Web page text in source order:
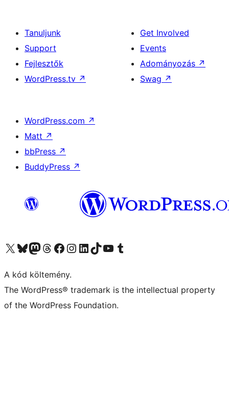
Tanuljunk
Support
Fejlesztők
WordPress.tv ↗
Get Involved
Events
Adományozás ↗
Swag ↗
WordPress.com ↗
Matt ↗
bbPress ↗
BuddyPress ↗
Visit our X (formerly Twitter) account
Visit our Bluesky account
Twitter csatornánk
Visit our Threads account
Facebook oldalunk megtekintése
Visit our Instagram account
Visit our LinkedIn account
Visit our TikTok account
Visit our YouTube channel
Visit our Tumblr account
A kód költemény.
The WordPress® trademark is the intellectual property
of the WordPress Foundation.